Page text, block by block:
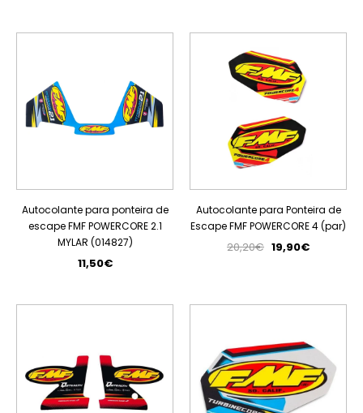
Autocolante para ponteira de
escape FMF POWERCORE 2.1
MYLAR (014827)
11,50€
Autocolante para Ponteira de
Escape FMF POWERCORE 4 (par)
20,20€ 19,90€